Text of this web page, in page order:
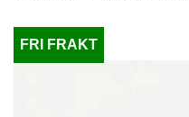
FRI FRAKT